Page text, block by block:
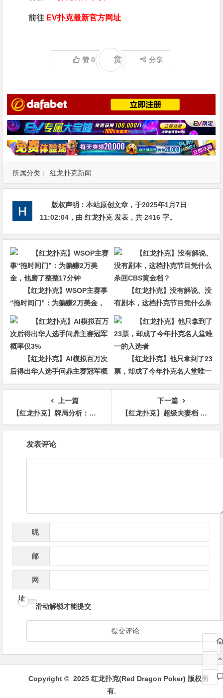
所属分类： 红龙扑克新闻
前往 EV扑克最新官方网址
赞0 赏 分享
版权声明：本站原创文章，于2025年1月7日
11:02:04 ，由红龙扑克发表，共 2416 字。
【红龙扑克】WSOP主赛事
“拖时间门”：为躺赚2万美金，
他磨了整整17分钟
【红龙扑克】没有解说、没
有剧本，这档扑克节目凭什么杀
回CBS黄金档？
【红龙扑克】AI模拟百万次
后得出华人选手问鼎主赛冠军概
率仅3%
【红龙扑克】他只拿到了23
票，却成了今年扑克名人堂唯一
的入选者
上一篇
【红龙扑克】牌局分析：看不懂的size都要学习
下一篇
【红龙扑克】超级夫妻档 Foxen夫妇WSOP总手链数已达到7条 丹牛和Seth Davies进入PGT排行榜前3名
发表评论
昵
邮
网
址
滑动解锁才能提交
Copyright © 2025 红龙扑克(Red Dragon Poker) 版权所
有.